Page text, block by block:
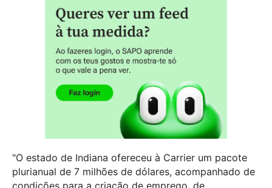
"O estado de Indiana ofereceu à Carrier um pacote
plurianual de 7 milhões de dólares, acompanhado de
condições para a criação de emprego, de